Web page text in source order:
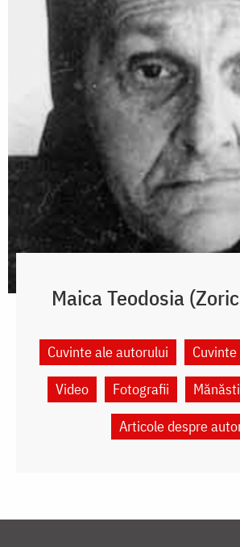
Maica Teodosia
Cuvinte ale autorului
Video
Fotografii
Articole despre